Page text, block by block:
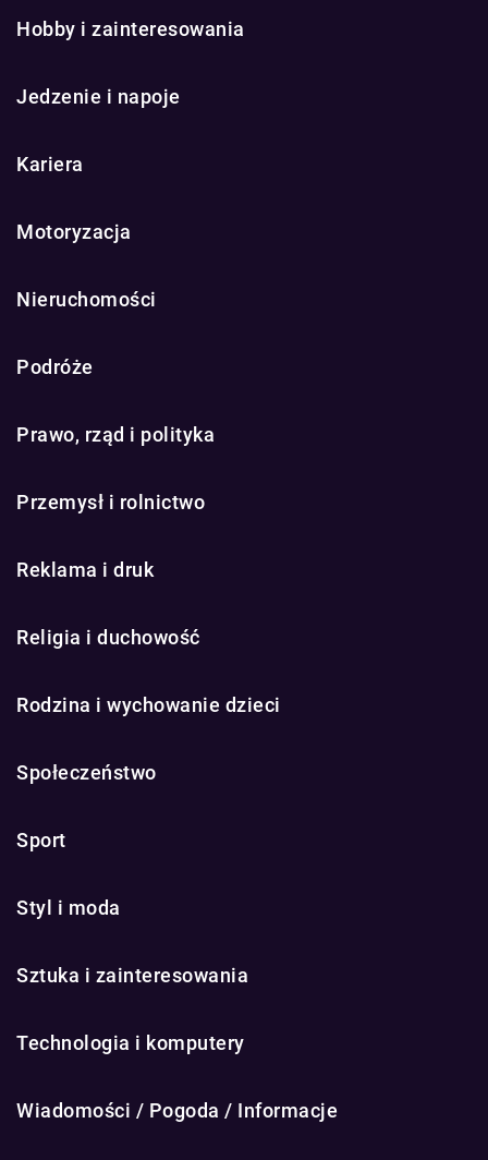
Hobby i zainteresowania
Jedzenie i napoje
Kariera
Motoryzacja
Nieruchomości
Podróże
Prawo, rząd i polityka
Przemysł i rolnictwo
Reklama i druk
Religia i duchowość
Rodzina i wychowanie dzieci
Społeczeństwo
Sport
Styl i moda
Sztuka i zainteresowania
Technologia i komputery
Wiadomości / Pogoda / Informacje